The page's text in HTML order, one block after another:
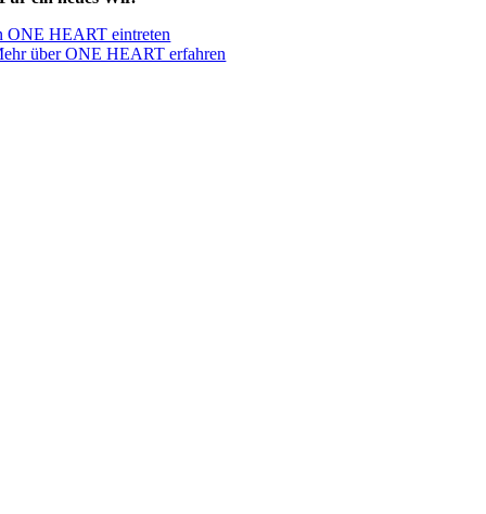
ONE HEART eintreten
über ONE HEART erfahren